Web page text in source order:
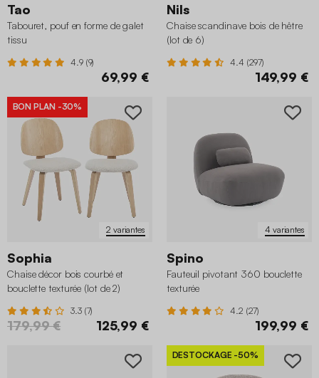
Tao
Tabouret, pouf en forme de galet
tissu
4.9 (9)
69,99 €
Nils
Chaise scandinave bois de hêtre
(lot de 6)
4.4 (297)
149,99 €
2 variantes
BON PLAN -30%
Sophia
Chaise décor bois courbé et
bouclette texturée (lot de 2)
3.3 (7)
179,99 € 125,99 €
4 variantes
Spino
Fauteuil pivotant 360 bouclette
texturée
4.2 (27)
199,99 €
DESTOCKAGE -50%